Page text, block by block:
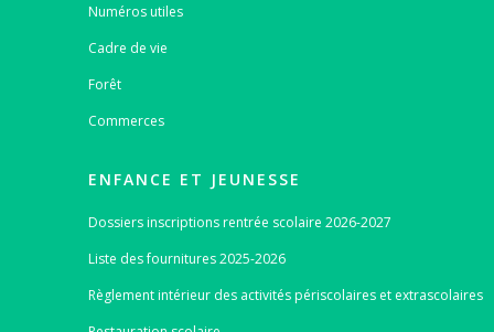
Numéros utiles
Cadre de vie
Forêt
Commerces
ENFANCE ET JEUNESSE
Dossiers inscriptions rentrée scolaire 2026-2027
Liste des fournitures 2025-2026
Règlement intérieur des activités périscolaires et extrascolaires